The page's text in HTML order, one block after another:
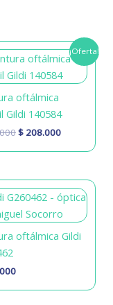
¡Oferta!
oftálmica
Gildi 140584
El
precio
original
era:
$ 260.000.
$ 208.000
El
precio
actual
es:
oftálmica Gildi